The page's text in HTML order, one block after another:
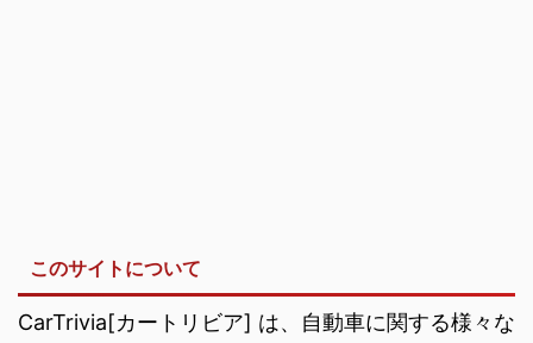
このサイトについて
CarTrivia[カートリビア] は、自動車に関する様々な